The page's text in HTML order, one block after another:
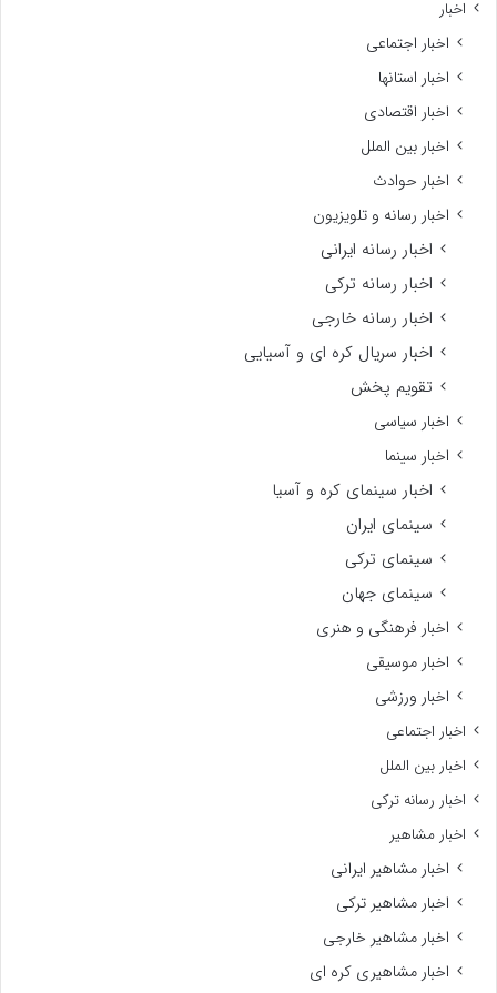
اخبار
اخبار اجتماعی
اخبار استانها
اخبار اقتصادی
اخبار بین الملل
اخبار حوادث
اخبار رسانه و تلویزیون
اخبار رسانه ایرانی
اخبار رسانه ترکی
اخبار رسانه خارجی
اخبار سریال کره ای و آسیایی
تقویم پخش
اخبار سیاسی
اخبار سینما
اخبار سینمای کره و آسیا
سینمای ایران
سینمای ترکی
سینمای جهان
اخبار فرهنگی و هنری
اخبار موسیقی
اخبار ورزشی
اخبار اجتماعی
اخبار بین الملل
اخبار رسانه ترکی
اخبار مشاهیر
اخبار مشاهیر ایرانی
اخبار مشاهیر ترکی
اخبار مشاهیر خارجی
اخبار مشاهیری کره ای